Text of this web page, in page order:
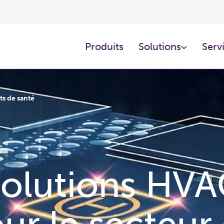
Produits Solutions
de santé